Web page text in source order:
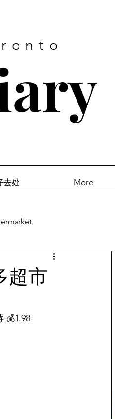
去处 More
广告
超市
💰1.98